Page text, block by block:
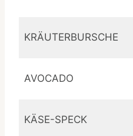
KRÄUTERBURSCHE
AVOCADO
KÄSE-SPECK